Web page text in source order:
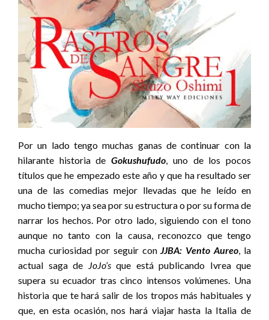
Por un lado tengo muchas ganas de continuar con la
hilarante historia deGokushufudo, uno de los pocos
títulos que he empezado este año y que ha resultado ser
una de las comedias mejor llevadas que he leído en
mucho tiempo; ya sea por su estructura o por su forma de
narrar los hechos. Por otro lado, siguiendo con el tono
aunque no tanto con la causa, reconozco que tengo
mucha curiosidad por seguir conJJBA: Vento Aureo, la
actual saga de JoJo’sque está publicando Ivrea que
supera su ecuador tras cinco intensos volúmenes. Una
historia que te hará salir de los tropos más habituales y
que, en esta ocasión, nos hará viajar hasta la Italia de